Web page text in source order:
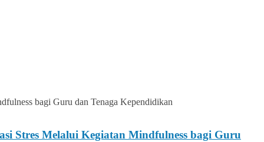
Stres Melalui Kegiatan Mindfulness bagi Guru